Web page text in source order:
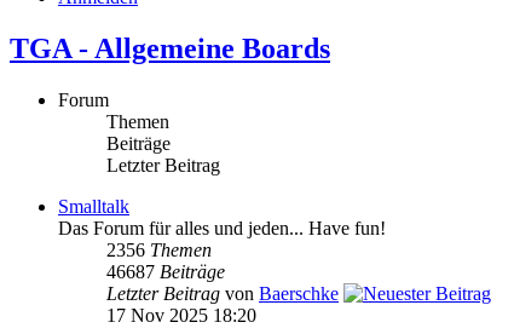
TGA - Allgemeine Boards
Forum
Themen
Beiträge
Letzter Beitrag
Smalltalk
Das Forum für alles und jeden... Have fun!
2356 Themen
46687 Beiträge
Letzter Beitrag von Baerschke
17 Nov 2025 18:20